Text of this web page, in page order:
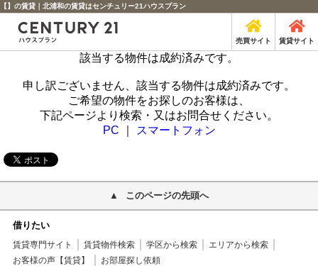
【】の賃貸｜北浦和の賃貸はセンチュリー21ハウスプラン
売買サイト 賃貸サイト
該当する物件は成約済みです。
申し訳ございません、該当する物件は成約済みです。
ご希望の物件をお探しのお客様は、
下記ページより検索・又はお問合せください。
PC
スマートフォン
このページの先頭へ
借りたい
賃貸専門サイト 賃貸物件検索 学区から検索
エリアから検索
お客様の声【賃貸】
お部屋探し依頼